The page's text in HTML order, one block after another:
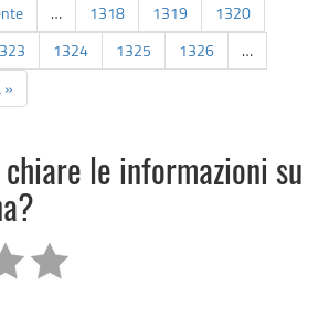
… 1318 1319
1320
1324 1325 1326
…
»
chiare le informazioni su